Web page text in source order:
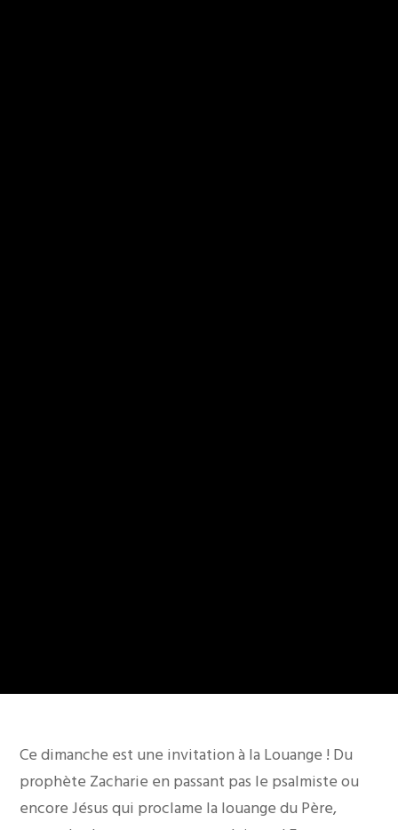
Ce dimanche est une invitation à la Louange ! Du
prophète Zacharie en passant pas le psalmiste ou
encore Jésus qui proclame la louange du Père,